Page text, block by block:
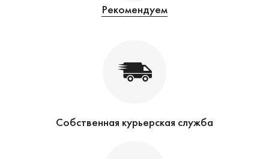
Рекомендуем
Собственная курьерская служба